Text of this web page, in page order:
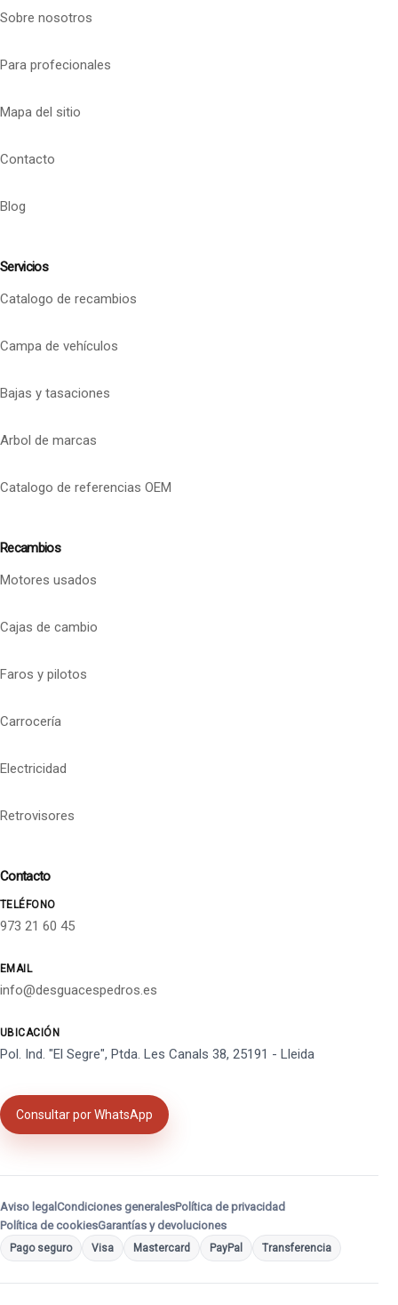
Sobre nosotros
Para profecionales
Mapa del sitio
Contacto
Blog
Servicios
Catalogo de recambios
Campa de vehículos
Bajas y tasaciones
Arbol de marcas
Catalogo de referencias OEM
Recambios
Motores usados
Cajas de cambio
Faros y pilotos
Carrocería
Electricidad
Retrovisores
Contacto
TELÉFONO
973 21 60 45
EMAIL
info@desguacespedros.es
UBICACIÓN
Pol. Ind. "El Segre", Ptda. Les Canals 38, 25191 - Lleida
Consultar por WhatsApp
Aviso legal Condiciones generalesPolítica de privacidad
Política de cookiesGarantías y devoluciones
Pago seguro Visa Mastercard PayPal Transferencia